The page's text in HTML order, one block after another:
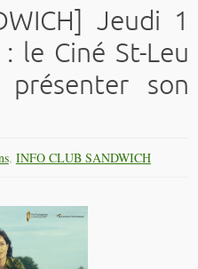
Jeudi 1
le Ciné St-Leu
son
, INFO CLUB SANDWICH